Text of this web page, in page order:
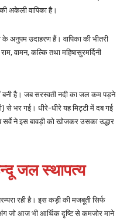
अकेली वापिका है।
अनुपम उदाहरण हैं। वापिका की भीतरी
वामन, कल्कि तथा महिषासुरमर्दिनी
बनी है। जब सरस्वती नदी का जल कम पड़ने
से भर गई। धीरे-धीरे यह मिट्टी में दब गई
ने इस बावड़ी को खोजकर उसका उद्धार
जल स्थापत्य
रही है। इस कड़ी की मजबूती सिर्फ
जो आज भी आर्थिक दृष्टि से कमजोर माने